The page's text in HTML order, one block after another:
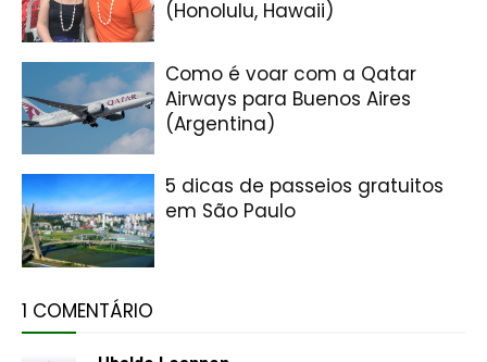
(Honolulu, Hawaii)
Como é voar com a Qatar
Airways para Buenos Aires
(Argentina)
5 dicas de passeios gratuitos
em São Paulo
1 COMENTÁRIO